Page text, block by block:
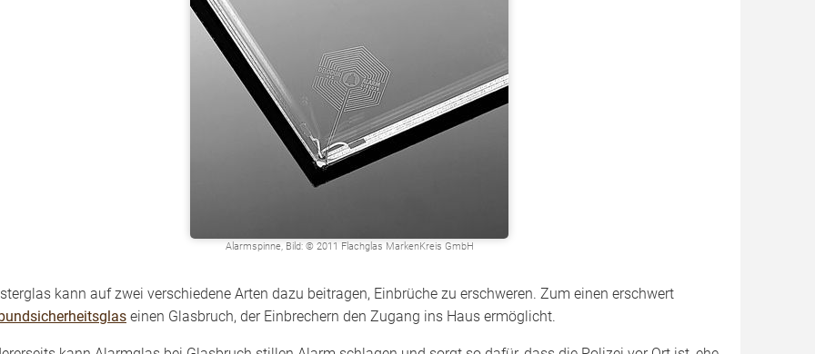
Alarmspinne, Bild: © 2011 Flachglas MarkenKreis GmbH
kann auf zwei verschiedene Arten dazu beitragen, Einbrüche zu erschweren. Zum einen erschwert
einen Glasbruch, der Einbrechern den Zugang ins Haus ermöglicht.